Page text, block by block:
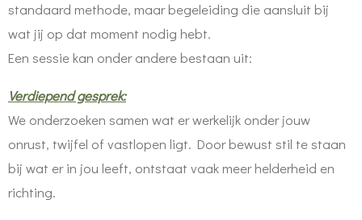
standaard methode, maar begeleiding die aansluit bij
wat jij op dat moment nodig hebt.
Een sessie kan onder andere bestaan uit:
Verdiepend gesprek:
We onderzoeken samen wat er werkelijk onder jouw
onrust, twijfel of vastlopen ligt. Door bewust stil te staan
bij wat er in jou leeft, ontstaat vaak meer helderheid en
richting.